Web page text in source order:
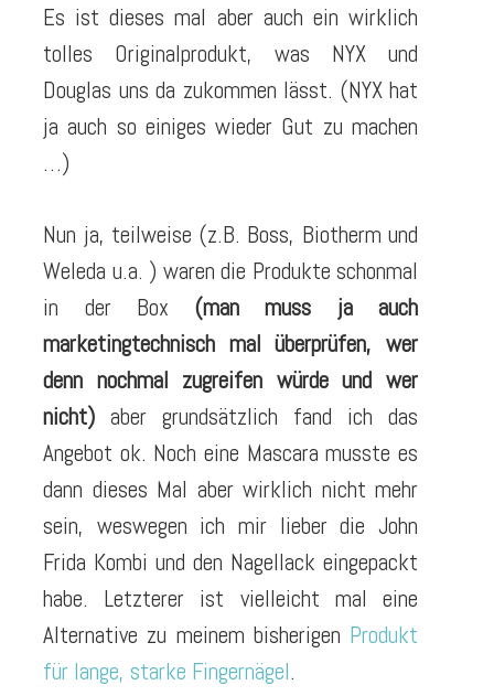
Es ist dieses mal aber auch ein wirklich
tolles Originalprodukt, was NYX und
Douglas uns da zukommen lässt. (NYX hat
ja auch so einiges wieder Gut zu machen
…)
Nun ja, teilweise (z.B. Boss, Biotherm und
Weleda u.a. ) waren die Produkte schonmal
in der Box (man muss ja auch
marketingtechnisch mal überprüfen, wer
denn nochmal zugreifen würde und wer
nicht) aber grundsätzlich fand ich das
Angebot ok. Noch eine Mascara musste es
dann dieses Mal aber wirklich nicht mehr
sein, weswegen ich mir lieber die John
Frida Kombi und den Nagellack eingepackt
habe. Letzterer ist vielleicht mal eine
Alternative zu meinem bisherigen Produkt
für lange, starke Fingernägel.